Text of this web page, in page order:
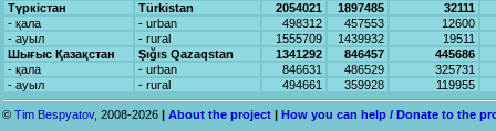
Түркістан
Türkistаn 2054021 1897485
32111
- қала
- urban 498312 457553
12600
- ауыл
- rural 1555709 1439932
19511
Шығыс Қазақстан
Şığıs Qаzаqstаn 1341292 846457
445686
- қала
- urban 846631 486529
325731
- ауыл
- rural 494661 359928 119955
© Tim Bespyatov, 2008-2026 | About the project | How you can help / Donate to the